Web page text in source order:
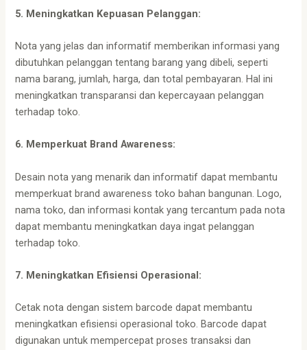
5. Meningkatkan Kepuasan Pelanggan:
Nota yang jelas dan informatif memberikan informasi yang
dibutuhkan pelanggan tentang barang yang dibeli, seperti
nama barang, jumlah, harga, dan total pembayaran. Hal ini
meningkatkan transparansi dan kepercayaan pelanggan
terhadap toko.
6. Memperkuat Brand Awareness:
Desain nota yang menarik dan informatif dapat membantu
memperkuat brand awareness toko bahan bangunan. Logo,
nama toko, dan informasi kontak yang tercantum pada nota
dapat membantu meningkatkan daya ingat pelanggan
terhadap toko.
7. Meningkatkan Efisiensi Operasional:
Cetak nota dengan sistem barcode dapat membantu
meningkatkan efisiensi operasional toko. Barcode dapat
digunakan untuk mempercepat proses transaksi dan